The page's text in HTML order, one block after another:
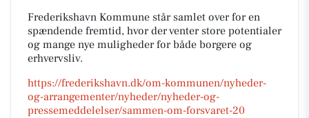
Frederikshavn Kommune står samlet over for en
spændende fremtid, hvor der venter store potentialer
og mange nye muligheder for både borgere og
erhvervsliv.
https://frederikshavn.dk/om-kommunen/nyheder-
og-arrangementer/nyheder/nyheder-og-
pressemeddelelser/sammen-om-forsvaret-20